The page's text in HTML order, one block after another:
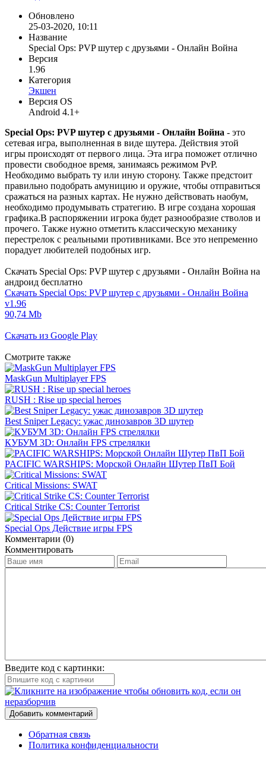
Обновлено
25-03-2020, 10:11
Название
Special Ops: PVP шутер с друзьями - Онлайн Война
Версия
1.96
Категория
Экшен
Версия OS
Android 4.1+
Special Ops: PVP шутер с друзьями - Онлайн Война - это
сетевая игра, выполненная в виде шутера. Действия этой
игры происходят от первого лица. Эта игра поможет отлично
провести свободное время, занимаясь режимом PvP.
Необходимо выбрать ту или иную сторону. Также предстоит
правильно подобрать амуницию и оружие, чтобы отправиться
сражаться на разных картах. Не нужно действовать наобум,
необходимо продумывать стратегию. В игре создана хорошая
графика.В распоряжении игрока будет разнообразие стволов и
прочего. Также нужно отметить классическую механику
перестрелок с реальными противниками. Все это непременно
порадует любителей подобных игр.
Скачать Special Ops: PVP шутер с друзьями - Онлайн Война на
андроид бесплатно
Скачать Special Ops: PVP шутер с друзьями - Онлайн Война
v1.96
90,74 Mb
Скачать из Google Play
Смотрите также
MaskGun Multiplayer FPS
RUSH : Rise up special heroes
Best Sniper Legacy: ужас динозавров 3D шутер
КУБУМ 3D: Онлайн FPS стрелялки
PACIFIC WARSHIPS: Морской Онлайн Шутер ПвП Бой
Critical Missions: SWAT
Critical Strike CS: Counter Terrorist
Special Ops Действие игры FPS
Комментарии (0)
Комментировать
Введите код с картинки:
Добавить комментарий
Обратная связь
Политика конфиденциальности